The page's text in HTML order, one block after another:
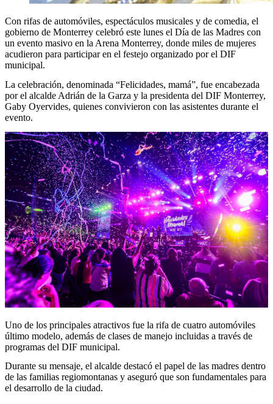
Con rifas de automóviles, espectáculos musicales y de comedia, el
gobierno de Monterrey celebró este lunes el Día de las Madres con
un evento masivo en la Arena Monterrey, donde miles de mujeres
acudieron para participar en el festejo organizado por el DIF
municipal.
La celebración, denominada “Felicidades, mamá”, fue encabezada
por el alcalde Adrián de la Garza y la presidenta del DIF Monterrey,
Gaby Oyervides, quienes convivieron con las asistentes durante el
evento.
Uno de los principales atractivos fue la rifa de cuatro automóviles
último modelo, además de clases de manejo incluidas a través de
programas del DIF municipal.
Durante su mensaje, el alcalde destacó el papel de las madres dentro
de las familias regiomontanas y aseguró que son fundamentales para
el desarrollo de la ciudad.